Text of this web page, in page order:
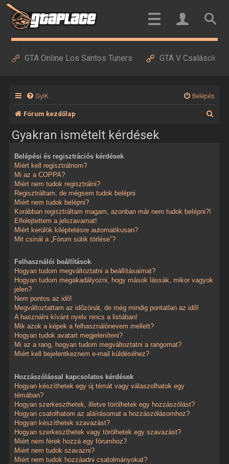
GTA Online Los Santos Tuners GTA V Csalások
GyIK Belépés
Fórum kezdőlap
Gyakran ismételt kérdések
Belépési és regisztrációs kérdések
Miért kell regisztrálnom?
Mi az a COPPA?
Miért nem tudok regisztrálni?
Regisztráltam, de mégsem tudok belépni
Miért nem tudok belépni?
Korábban regisztráltam magam, azonban már nem tudok belépni?!
Elfelejtettem a jelszavamat!
Miért kerülök kiléptetésre automatikusan?
Mit csinál a „Fórum sütik törlése”?
Felhasználói beállítások
Hogyan tudom megváltoztatni a beállításaimat?
Hogyan tudom megakadályozni, hogy mások lássák, mikor vagyok
jelen?
Nem pontos az idő!
Megváltoztattam az időzónát, de még mindig pontatlan az idő!
A használni kívánt nyelv nincs a listában!
Mik azok a képek a felhasználónevem mellett?
Hogyan tudok avatart megjeleníteni?
Mi az a rang, hogyan tudom megváltoztatni a rangomat?
Miért kell bejelentkeznem e-mail küldéséhez?
Hozzászólással kapcsolatos kérdések
Hogyan készíthetek egy új témát vagy válaszolhatok egy
témában?
Hogyan szerkeszthetek, illetve törölhetek egy hozzászólást?
Hogyan csatolhatom az aláírásomat a hozzászólásomhoz?
Hogyan készíthetek szavazást?
Hogyan szerkeszthetek vagy törölhetek egy szavazást?
Miért nem férek hozzá egy fórumhoz?
Miért nem tudok szavazni?
Miért nem tudok hozzáadni csatolmányokat?